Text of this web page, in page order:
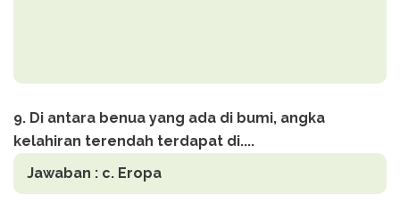
9. Di antara benua yang ada di bumi, angka
kelahiran terendah terdapat di....
Jawaban : c. Eropa